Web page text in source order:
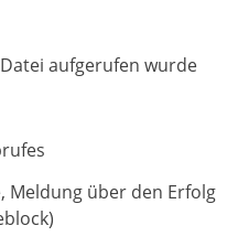
aufgerufen wurde
Meldung über den Erfolg